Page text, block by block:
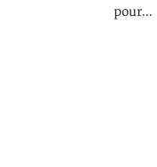
pour…